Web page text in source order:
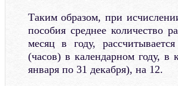
Таким образом, при
пособия среднее количество
месяц в году,
(часов) в календарном году, в
января по 31 декабря), на 12.